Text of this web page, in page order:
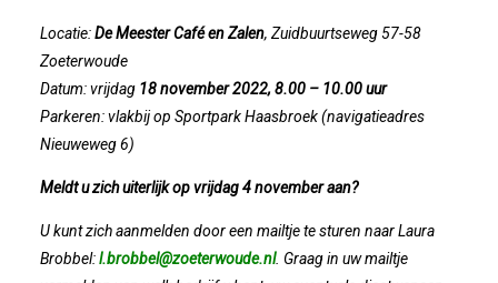
Prachtige (leden-)dag 2023
Mooi Bezoek Aan Mulder Shipyard
2023-05-31: Digitaliserings-Vouchers
Notulen ALV 2023
Na 13 Jaar: Hugo Choufour Stopt Als
Locatie:De Meester Café en Zalen, Zuidbuurtseweg 57-58
Zoeterwoude
Datum: vrijdag 18 november 2022, 8.00 – 10.00 uur
Parkeren: vlakbij op Sportpark Haasbroek (navigatieadres
Nieuweweg 6)
Meldt u zich uiterlijk op vrijdag 4 november aan?
U kunt zich aanmelden door een mailtje te sturen naar Laura
Brobbel:l.brobbel@zoeterwoude.nl. Graag in uw mailtje